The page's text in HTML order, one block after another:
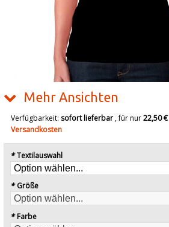
Mehr Ansichten
Verfügbarkeit: sofort lieferbar, für nur22,50 €
Versandkosten
* Textilauswahl
* Größe
* Farbe